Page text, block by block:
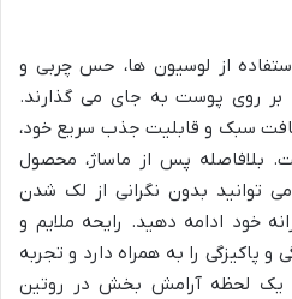
از لوسیون ها، حس چربی و
بر روی پوست به جای می گذارند.
سبک و قابلیت جذب سریع خود،
بلافاصله پس از ماساژ، محصول
بدون نگرانی از لک شدن
خود ادامه دهید. رایحه ملایم و
و پاکیزگی را به همراه دارد و تجربه
یک لحظه آرامش بخش در روتین